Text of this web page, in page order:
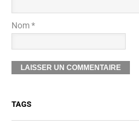
Nom *
TAGS